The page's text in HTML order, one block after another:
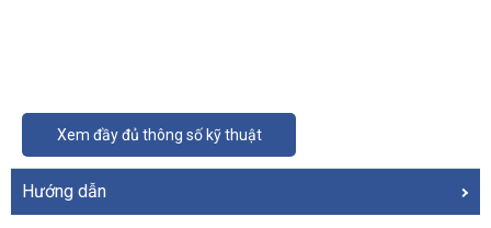
Xem đầy đủ thông số kỹ thuật
Hướng dẫn